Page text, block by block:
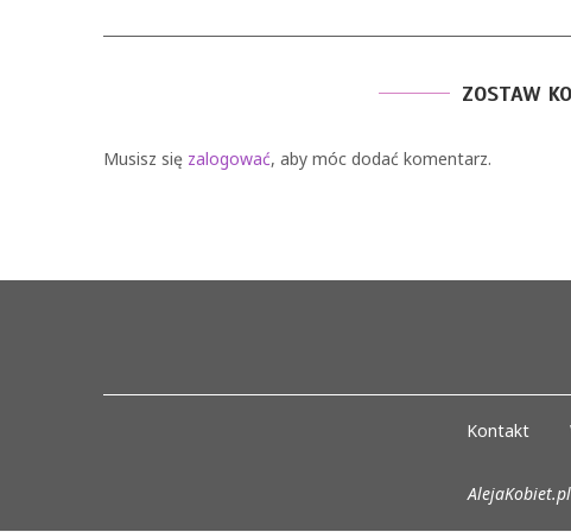
ZOSTAW
Musisz się zalogować, aby móc dodać komentarz.
Kontakt